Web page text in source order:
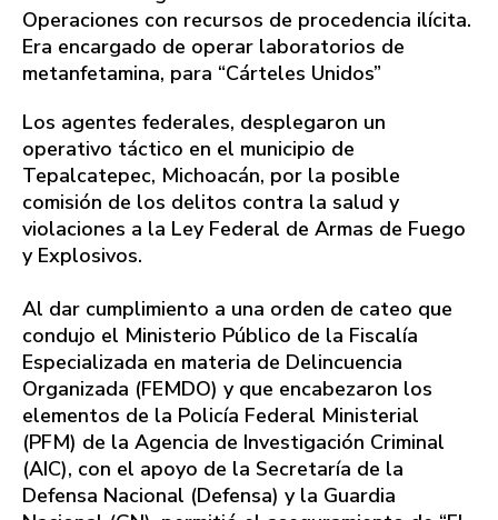
Operaciones con recursos de procedencia ilícita.
Era encargado de operar laboratorios de
metanfetamina, para “Cárteles Unidos”
Los agentes federales, desplegaron un
operativo táctico en el municipio de
Tepalcatepec, Michoacán, por la posible
comisión de los delitos contra la salud y
violaciones a la Ley Federal de Armas de Fuego
y Explosivos.
Al dar cumplimiento a una orden de cateo que
condujo el Ministerio Público de la Fiscalía
Especializada en materia de Delincuencia
Organizada (FEMDO) y que encabezaron los
elementos de la Policía Federal Ministerial
(PFM) de la Agencia de Investigación Criminal
(AIC), con el apoyo de la Secretaría de la
Defensa Nacional (Defensa) y la Guardia